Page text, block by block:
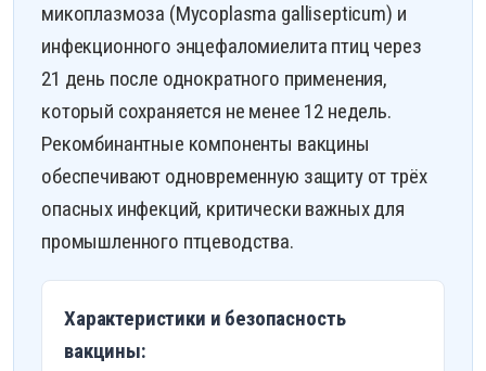
микоплазмоза (Mycoplasma gallisepticum) и
инфекционного энцефаломиелита птиц через
21 день после однократного применения,
который сохраняется не менее 12 недель.
Рекомбинантные компоненты вакцины
обеспечивают одновременную защиту от трёх
опасных инфекций, критически важных для
промышленного птцеводства.
Характеристики и безопасность
вакцины: